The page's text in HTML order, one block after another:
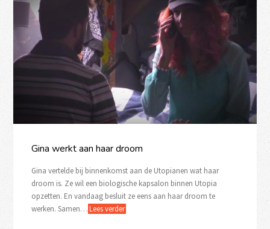
Gina werkt aan haar droom
Gina vertelde bij binnenkomst aan de Utopianen wat haar
droom is. Ze wil een biologische kapsalon binnen Utopia
opzetten. En vandaag besluit ze eens aan haar droom te
werken. Samen… Lees verder